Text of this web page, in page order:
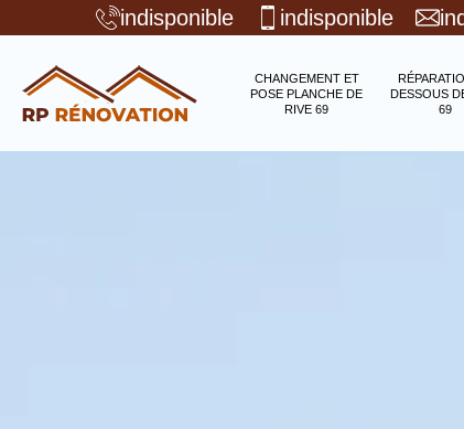
indisponible indisponible
CHANGEMENT ET
POSE PLANCHE DE
RIVE 69
DESSOUS
69